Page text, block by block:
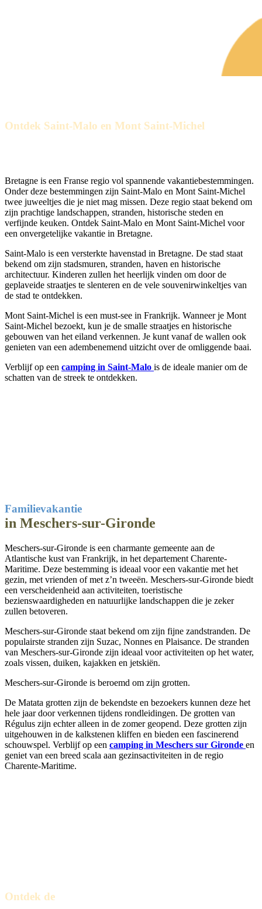
Ontdek Saint-Malo en Mont Saint-Michel
Bretagne is een Franse regio vol spannende vakantiebestemmingen.
Onder deze bestemmingen zijn Saint-Malo en Mont Saint-Michel
twee juweeltjes die je niet mag missen. Deze regio staat bekend om
zijn prachtige landschappen, stranden, historische steden en
verfijnde keuken. Ontdek Saint-Malo en Mont Saint-Michel voor
een onvergetelijke vakantie in Bretagne.
Saint-Malo is een versterkte havenstad in Bretagne. De stad staat
bekend om zijn stadsmuren, stranden, haven en historische
architectuur. Kinderen zullen het heerlijk vinden om door de
geplaveide straatjes te slenteren en de vele souvenirwinkeltjes van
de stad te ontdekken.
Mont Saint-Michel is een must-see in Frankrijk. Wanneer je Mont
Saint-Michel bezoekt, kun je de smalle straatjes en historische
gebouwen van het eiland verkennen. Je kunt vanaf de wallen ook
genieten van een adembenemend uitzicht over de omliggende baai.
Verblijf op een camping in Saint-Malo is de ideale manier om de
schatten van de streek te ontdekken.
Familievakantie
in Meschers-sur-Gironde
Meschers-sur-Gironde is een charmante gemeente aan de
Atlantische kust van Frankrijk, in het departement Charente-
Maritime. Deze bestemming is ideaal voor een vakantie met het
gezin, met vrienden of met z’n tweeën. Meschers-sur-Gironde biedt
een verscheidenheid aan activiteiten, toeristische
bezienswaardigheden en natuurlijke landschappen die je zeker
zullen betoveren.
Meschers-sur-Gironde staat bekend om zijn fijne zandstranden. De
populairste stranden zijn Suzac, Nonnes en Plaisance. De stranden
van Meschers-sur-Gironde zijn ideaal voor activiteiten op het water,
zoals vissen, duiken, kajakken en jetskiën.
Meschers-sur-Gironde is beroemd om zijn grotten.
De Matata grotten zijn de bekendste en bezoekers kunnen deze het
hele jaar door verkennen tijdens rondleidingen. De grotten van
Régulus zijn echter alleen in de zomer geopend. Deze grotten zijn
uitgehouwen in de kalkstenen kliffen en bieden een fascinerend
schouwspel. Verblijf op een camping in Meschers sur Gironde en
geniet van een breed scala aan gezinsactiviteiten in de regio
Charente-Maritime.
Ontdek de